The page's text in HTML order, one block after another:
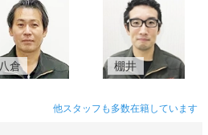
八倉 棚井
他スタッフも多数在籍しています